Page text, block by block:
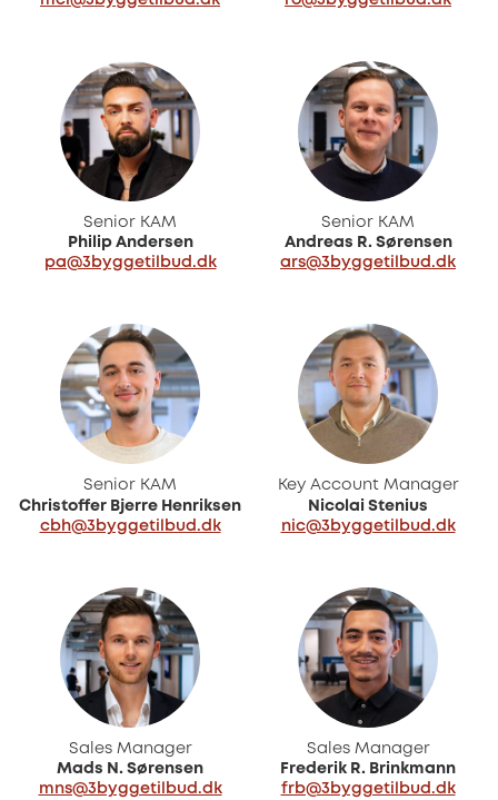
Senior KAM
Philip Andersen
pa@3byggetilbud.dk
Senior KAM
Andreas R. Sørensen
ars@3byggetilbud.dk
Senior KAM
Christoffer Bjerre Henriksen
cbh@3byggetilbud.dk
Key Account Manager
Nicolai Stenius
nic@3byggetilbud.dk
Sales Manager
Mads N. Sørensen
mns@3byggetilbud.dk
Sales Manager
Frederik R. Brinkmann
frb@3byggetilbud.dk